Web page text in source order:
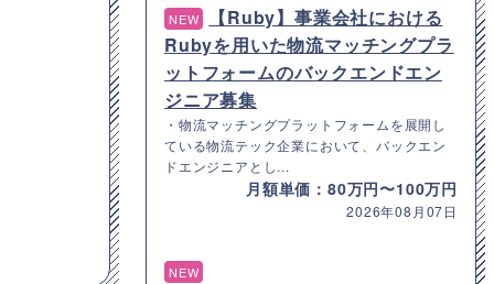
NEW
【Ruby】事業会社における
Rubyを用いた物流マッチングプラ
ットフォームのバックエンドエン
ジニア募集
・物流マッチングプラットフォームを展開し
ている物流テック企業において、バックエン
ドエンジニアとし...
月額単価：80万円〜100万円
2026年08月07日
NEW